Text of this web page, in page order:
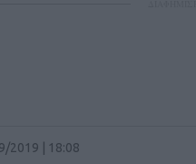
2019 | 18:08